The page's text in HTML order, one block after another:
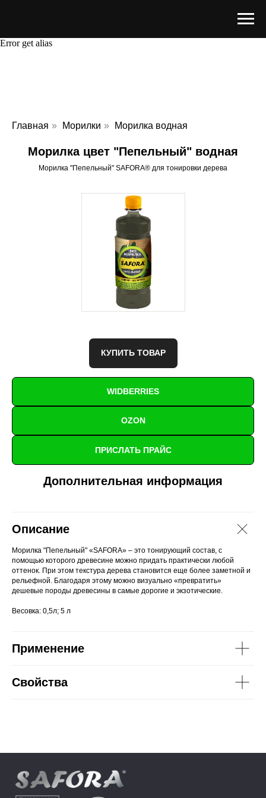
Error get alias
Главная » Морилки » Морилка водная
Морилка цвет "Пепельный" водная
Морилка "Пепельный" SAFORA® для тонировки дерева
КУПИТЬ ТОВАР
WIDBERRIES
OZON
ПРИСЛАТЬ ПРАЙС
Дополнительная информация
Описание
Морилка "Пепельный" «SAFORA» – это тонирующий состав, с
помощью которого древесине можно придать практически любой
оттенок. При этом текстура дерева становится еще более заметной и
рельефной. Благодаря этому можно визуально «превратить»
дешевые породы древесины в самые дорогие и экзотические.
Весовка: 0,5л; 5 л
Применение
Свойства